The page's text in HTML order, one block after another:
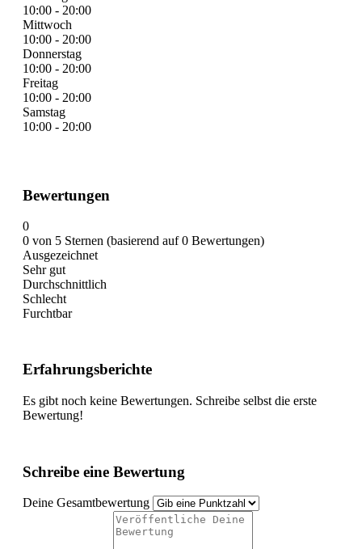
10:00 - 20:00
Mittwoch
10:00 - 20:00
Donnerstag
10:00 - 20:00
Freitag
10:00 - 20:00
Samstag
10:00 - 20:00
Bewertungen
0
0 von 5 Sternen (basierend auf 0 Bewertungen)
Ausgezeichnet
Sehr gut
Durchschnittlich
Schlecht
Furchtbar
Erfahrungsberichte
Es gibt noch keine Bewertungen. Schreibe selbst die erste
Bewertung!
Schreibe eine Bewertung
Deine Gesamtbewertung